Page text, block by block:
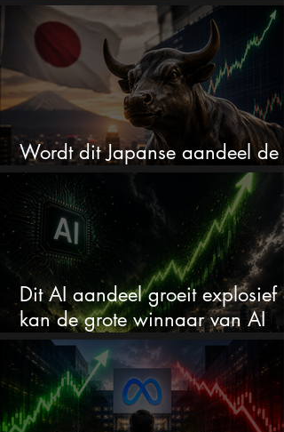
in de uitverkoop
Wordt dit Japanse aandeel de
comeback kid van 2026?
Dit AI aandeel groeit explosief
kan de grote winnaar van AI
worden